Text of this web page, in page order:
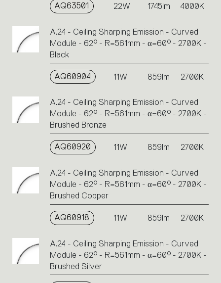
AQ63501 22W 1745lm 4000K
A.24 - Ceiling Sharping Emission - Curved
Module - 62° - R=561mm - α=60° - 2700K -
Black
AQ60904 11W 859lm 2700K
A.24 - Ceiling Sharping Emission - Curved
Module - 62° - R=561mm - α=60° - 2700K -
Brushed Bronze
AQ60920 11W 859lm 2700K
A.24 - Ceiling Sharping Emission - Curved
Module - 62° - R=561mm - α=60° - 2700K -
Brushed Copper
AQ60918 11W 859lm 2700K
A.24 - Ceiling Sharping Emission - Curved
Module - 62° - R=561mm - α=60° - 2700K -
Brushed Silver